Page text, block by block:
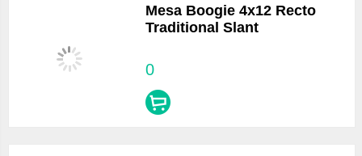
Mesa Boogie 4x12 Recto
Traditional Slant
0